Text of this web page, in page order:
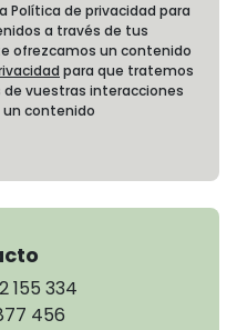
Política de privacidad para
a través de tus
ofrezcamos un contenido
para que tratemos
vuestras interacciones
un contenido
155 334
456